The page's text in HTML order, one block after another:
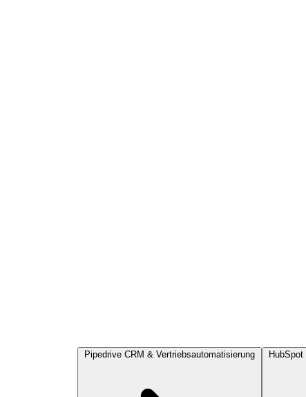
Pipedrive CRM & Vertriebsautomatisierung HubSpot